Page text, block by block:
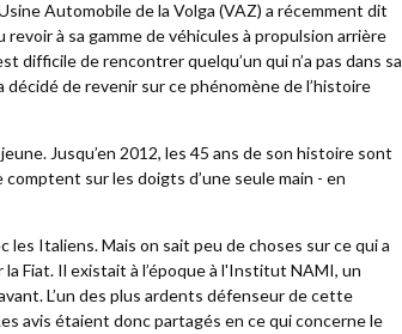
Automobile de la Volga (VAZ) a récemment dit
revoir à sa gamme de véhicules à propulsion arrière
difficile de rencontrer quelqu’un qui n’a pas dans sa
décidé de revenir sur ce phénomène de l’histoire
Jusqu’en 2012, les 45 ans de son histoire sont
sur les doigts d’une seule main - en
les Italiens. Mais on sait peu de choses sur ce qui a
Fiat. Il existait à l’époque à l'Institut NAMI, un
L’un des plus ardents défenseur de cette
avis étaient donc partagés en ce qui concerne le